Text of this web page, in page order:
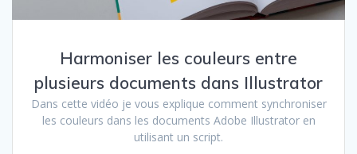
Harmoniser les couleurs entre
plusieurs documents dans Illustrator
Dans cette vidéo je vous explique comment synchroniser
les couleurs dans les documents Adobe Illustrator en
utilisant un script.